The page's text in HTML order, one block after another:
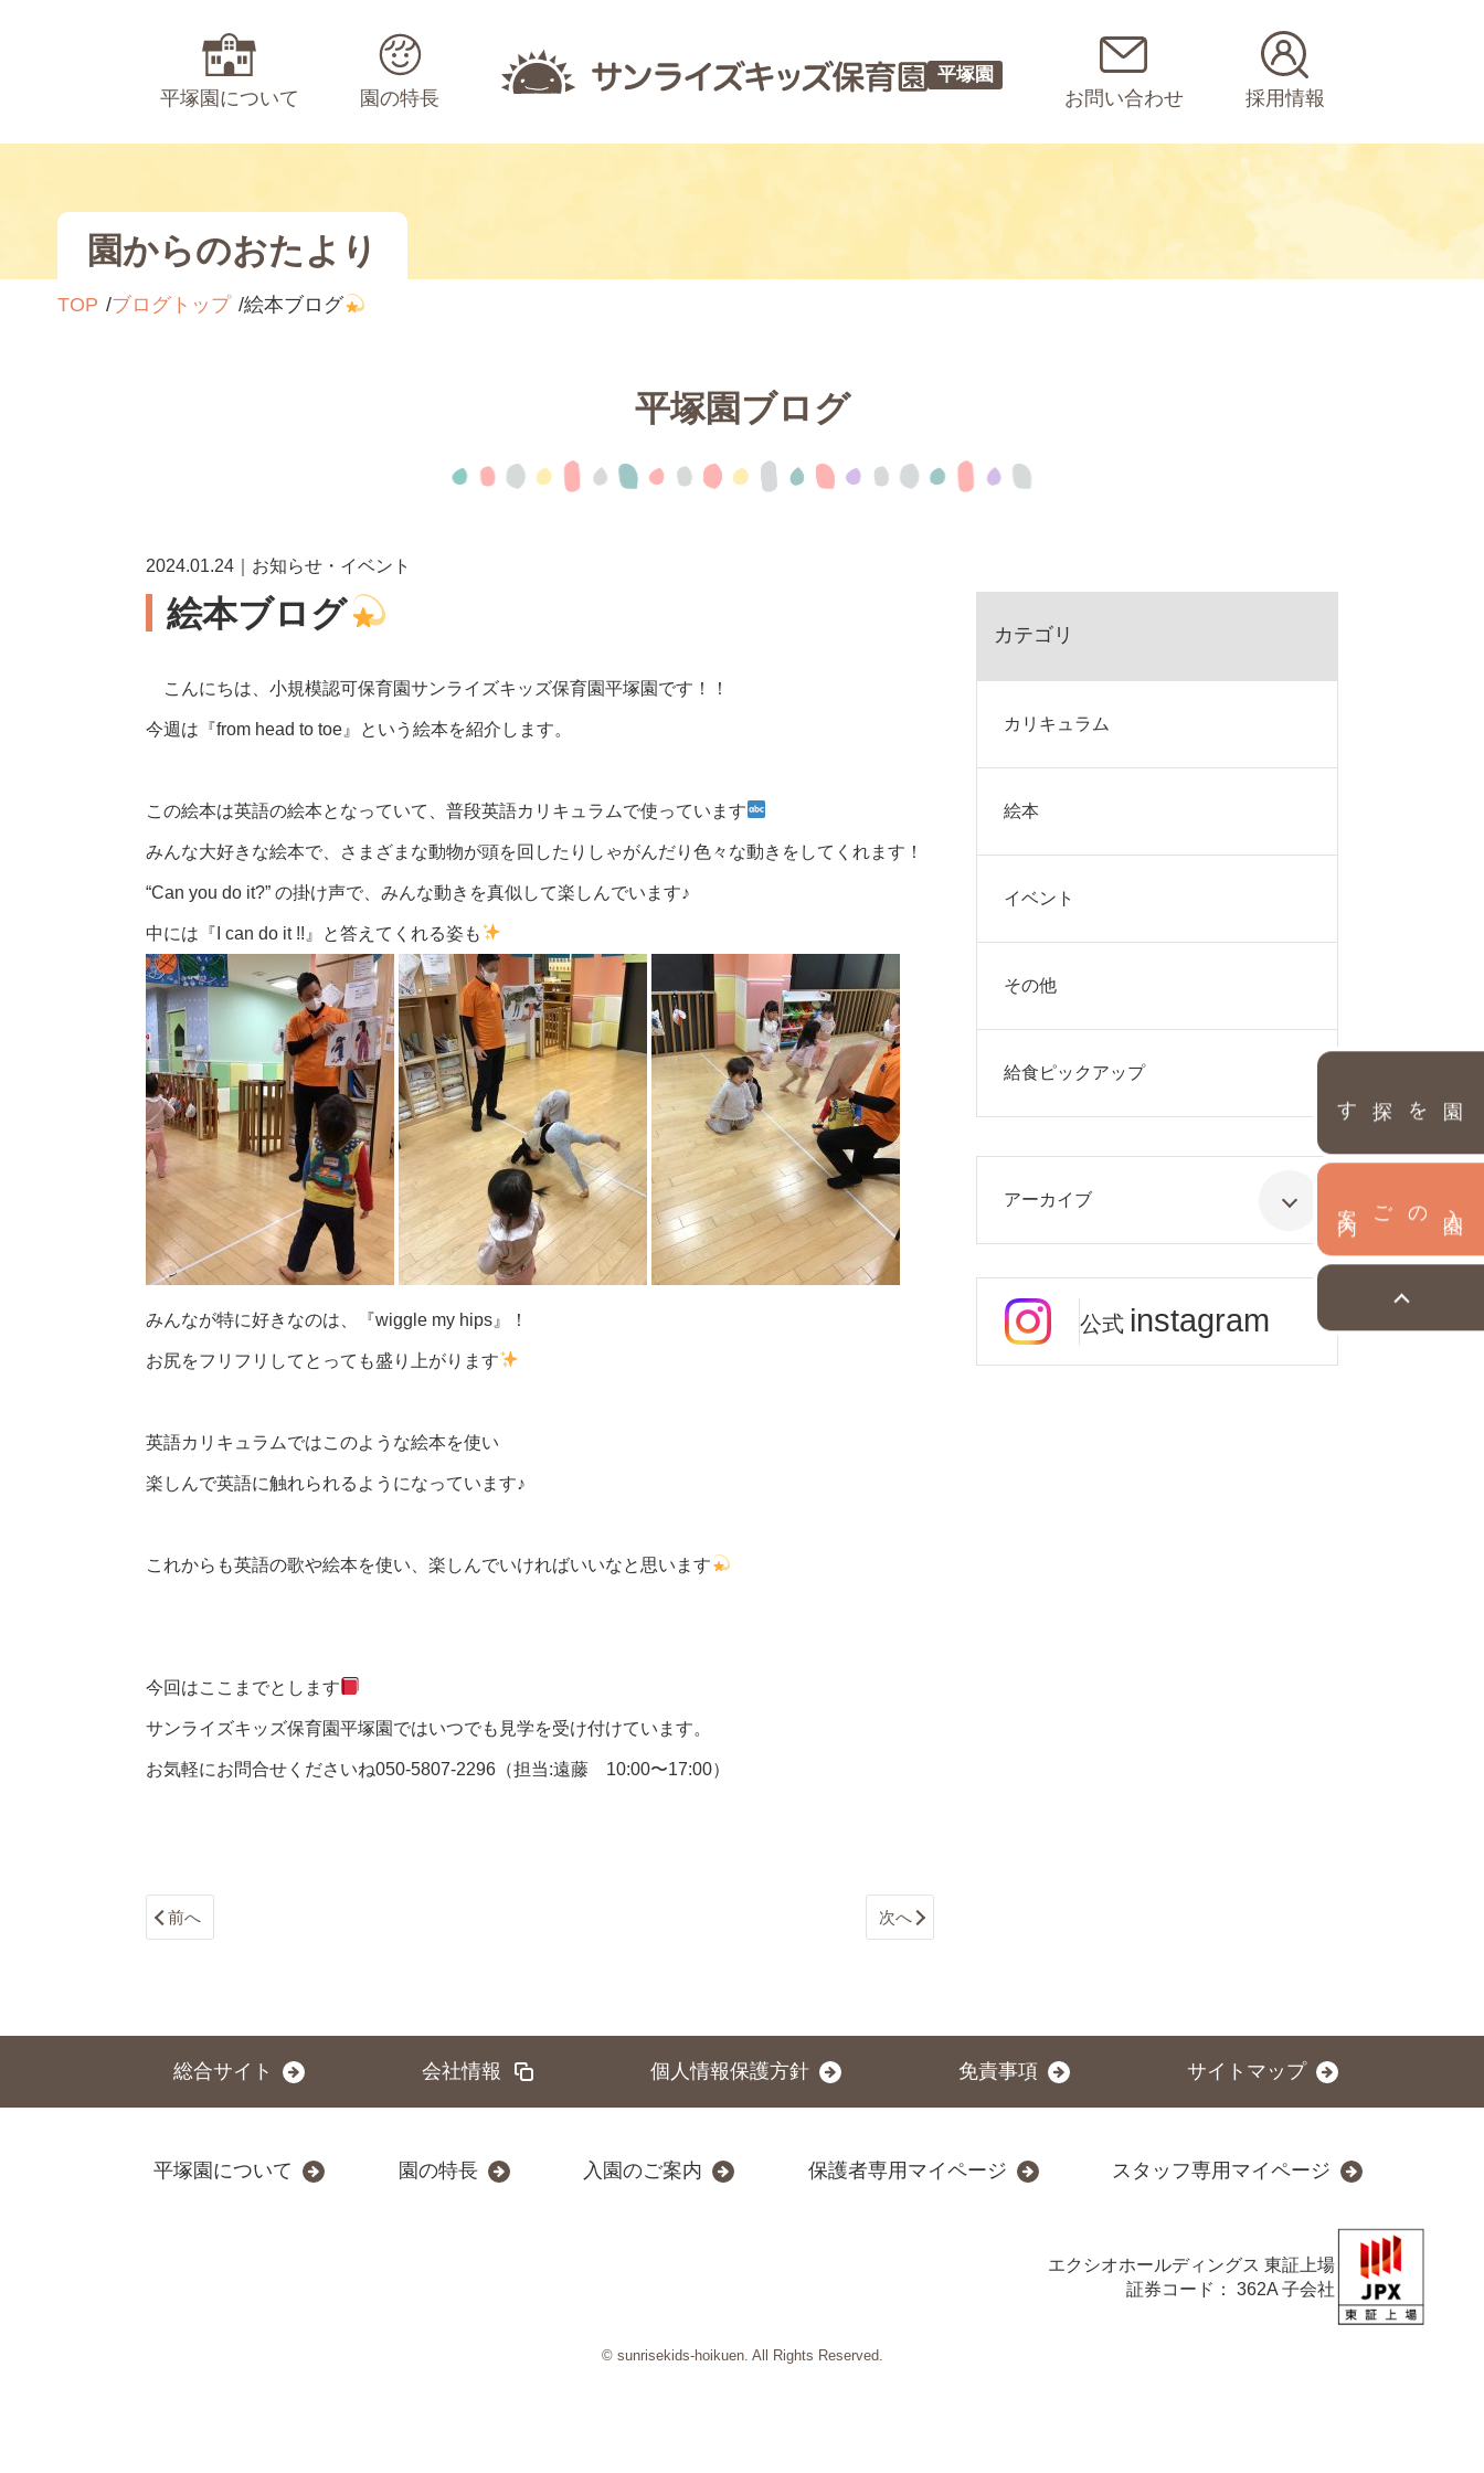
平塚園について 園の特長
平塚園
お問い合わせ 採用情報
園を探す
園からのおたより
TOP ブログトップ 絵本ブログ
平塚園ブログ
2024.01.24｜お知らせ・イベント
絵本ブログ
こんにちは、小規模認可保育園サンライズキッズ保育園平塚園です！！
今週は『from head to toe』という絵本を紹介します。
この絵本は英語の絵本となっていて、普段英語カリキュラムで使っています
みんな大好きな絵本で、さまざまな動物が頭を回したりしゃがんだり色々な動きをしてくれます！
“Can you do it?” の掛け声で、みんな動きを真似して楽しんでいます♪
中には『I can do it !!』と答えてくれる姿も
みんなが特に好きなのは、『wiggle my hips』！
お尻をフリフリしてとっても盛り上がります
英語カリキュラムではこのような絵本を使い
楽しんで英語に触れられるようになっています♪
これからも英語の歌や絵本を使い、楽しんでいければいいなと思います
今回はここまでとします
サンライズキッズ保育園平塚園ではいつでも見学を受け付けています。
お気軽にお問合せくださいね050-5807-2296 （担当:遠藤 10:00〜17:00）
前へ 次へ
カテゴリ
カリキュラム
絵本
イベント
その他
給食ピックアップ
アーカイブ
公式 instagram
総合サイト 会社情報 個人情報保護方針 免責事項 サイトマップ
平塚園について 園の特長 入園のご案内 保護者専用マイページ スタッフ専用マイページ
エクシオホールディングス 東証上場
証券コード： 362A 子会社
© sunrisekids-hoikuen. All Rights Reserved.